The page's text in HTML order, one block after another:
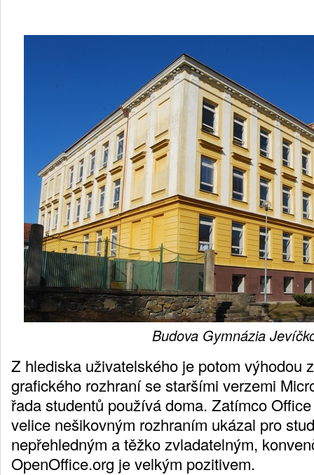
Budova Gymnázia
Z hlediska uživatelského je potom výhodou
grafického rozhraní se staršími verzemi
řada studentů používá doma. Zatímco
velice nešikovným rozhraním ukázal pro
nepřehledným a těžko zvladatelným,
OpenOffice.org je velkým pozitivem.